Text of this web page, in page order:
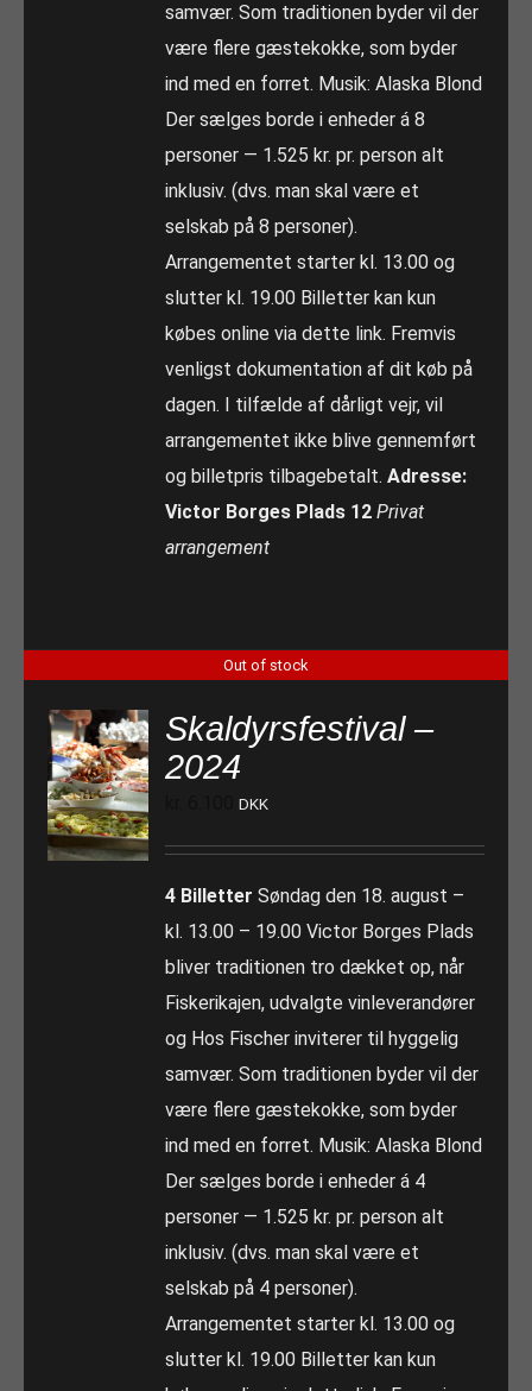
samvær. Som traditionen byder vil der
være flere gæstekokke, som byder
ind med en forret. Musik: Alaska Blond
Der sælges borde i enheder á 8
personer — 1.525 kr. pr. person alt
inklusiv. (dvs. man skal være et
selskab på 8 personer).
Arrangementet starter kl. 13.00 og
slutter kl. 19.00 Billetter kan kun
købes online via dette link. Fremvis
venligst dokumentation af dit køb på
dagen. I tilfælde af dårligt vejr, vil
arrangementet ikke blive gennemført
og billetpris tilbagebetalt.Adresse:
Victor Borges Plads 12 Privat
arrangement
Out of stock
Skaldyrsfestival –
2024
DKK
4 Billetter Søndag den 18. august –
kl. 13.00 – 19.00 Victor Borges Plads
bliver traditionen tro dækket op, når
Fiskerikajen, udvalgte vinleverandører
og Hos Fischer inviterer til hyggelig
samvær. Som traditionen byder vil der
være flere gæstekokke, som byder
ind med en forret. Musik: Alaska Blond
Der sælges borde i enheder á 4
personer — 1.525 kr. pr. person alt
inklusiv. (dvs. man skal være et
selskab på 4 personer).
Arrangementet starter kl. 13.00 og
slutter kl. 19.00 Billetter kan kun